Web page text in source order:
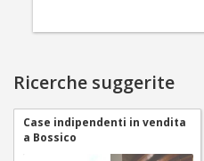
Ricerche suggerite
Case indipendenti in vendita
a Bossico